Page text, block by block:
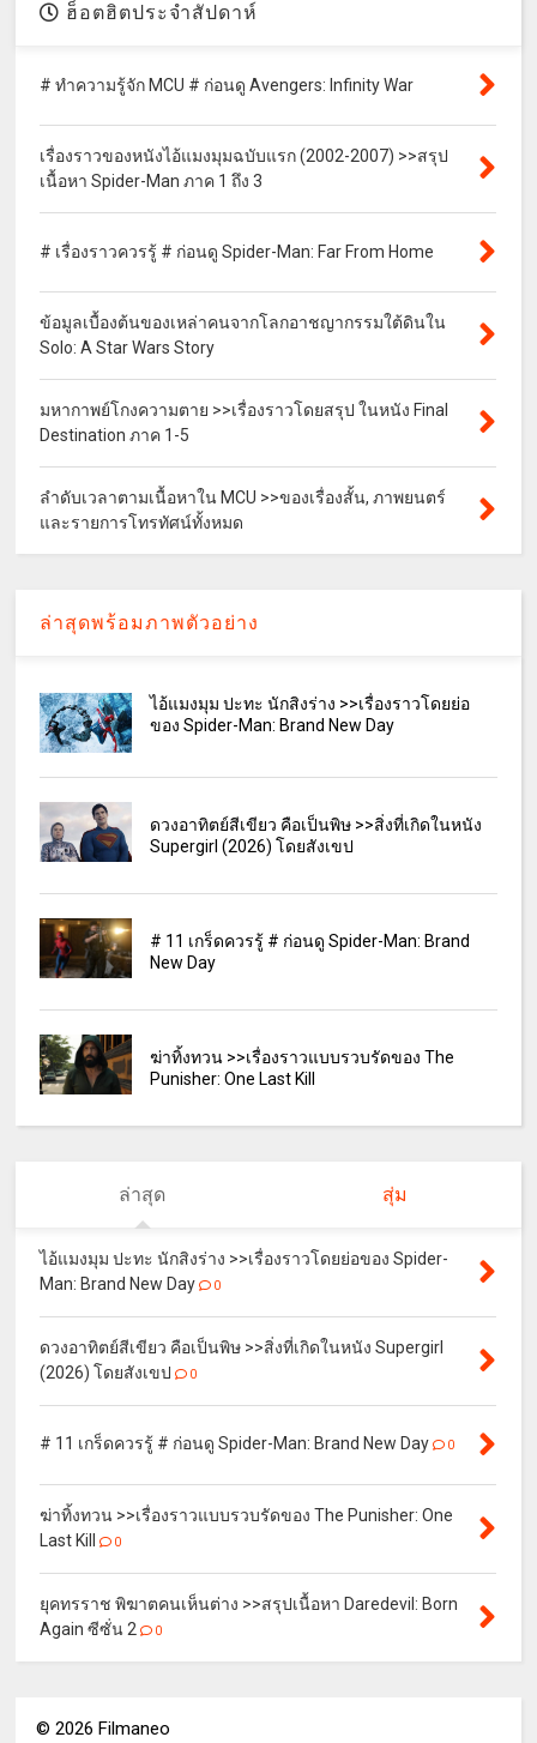
ฮ็อตฮิตประจำสัปดาห์
# ทำความรู้จัก MCU # ก่อนดู Avengers: Infinity War
เรื่องราวของหนังไอ้แมงมุมฉบับแรก (2002-2007) >>สรุป
เนื้อหา Spider-Man ภาค 1 ถึง 3
# เรื่องราวควรรู้ # ก่อนดู Spider-Man: Far From Home
ข้อมูลเบื้องต้นของเหล่าคนจากโลกอาชญากรรมใต้ดินใน
Solo: A Star Wars Story
มหากาพย์โกงความตาย >>เรื่องราวโดยสรุป ในหนัง Final
Destination ภาค 1-5
ลำดับเวลาตามเนื้อหาใน MCU >>ของเรื่องสั้น, ภาพยนตร์
และรายการโทรทัศน์ทั้งหมด
ล่าสุดพร้อมภาพตัวอย่าง
ไอ้แมงมุม ปะทะ นักสิงร่าง >>เรื่องราวโดยย่อ
ของ Spider-Man: Brand New Day
ดวงอาทิตย์สีเขียว คือเป็นพิษ >>สิ่งที่เกิดในหนัง
Supergirl (2026) โดยสังเขป
# 11 เกร็ดควรรู้ # ก่อนดู Spider-Man: Brand
New Day
ฆ่าทิ้งทวน >>เรื่องราวแบบรวบรัดของ The
Punisher: One Last Kill
ล่าสุด สุ่ม
ไอ้แมงมุม ปะทะ นักสิงร่าง >>เรื่องราวโดยย่อของ Spider-
Man: Brand New Day
0
ดวงอาทิตย์สีเขียว คือเป็นพิษ >>สิ่งที่เกิดในหนัง Supergirl
(2026) โดยสังเขป
0
# 11 เกร็ดควรรู้ # ก่อนดู Spider-Man: Brand New Day 0
ฆ่าทิ้งทวน >>เรื่องราวแบบรวบรัดของ The Punisher: One
Last Kill
0
ยุคทรราช พิฆาตคนเห็นต่าง >>สรุปเนื้อหา Daredevil: Born
Again ซีซั่น 2
0
©2026 Filmaneo